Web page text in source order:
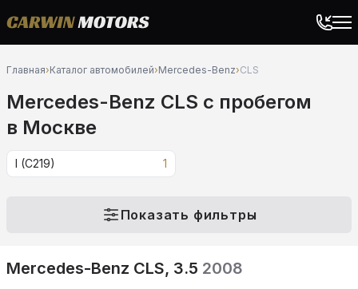
Главная›Каталог автомобилей›Mercedes-Benz›CLS
Mercedes-Benz CLS c пробегом
в Москве
I (C219) 1
Показать фильтры
Mercedes-Benz CLS, 3.5 2008